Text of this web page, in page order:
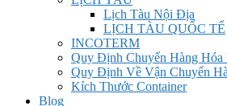
Lịch Tàu Nội Địa
LỊCH TÀU QUỐC TẾ
INCOTERM
Quy Định Chuyển Hàng
Quy Định Về Vận Chuyển
Kích Thước Container
Blog